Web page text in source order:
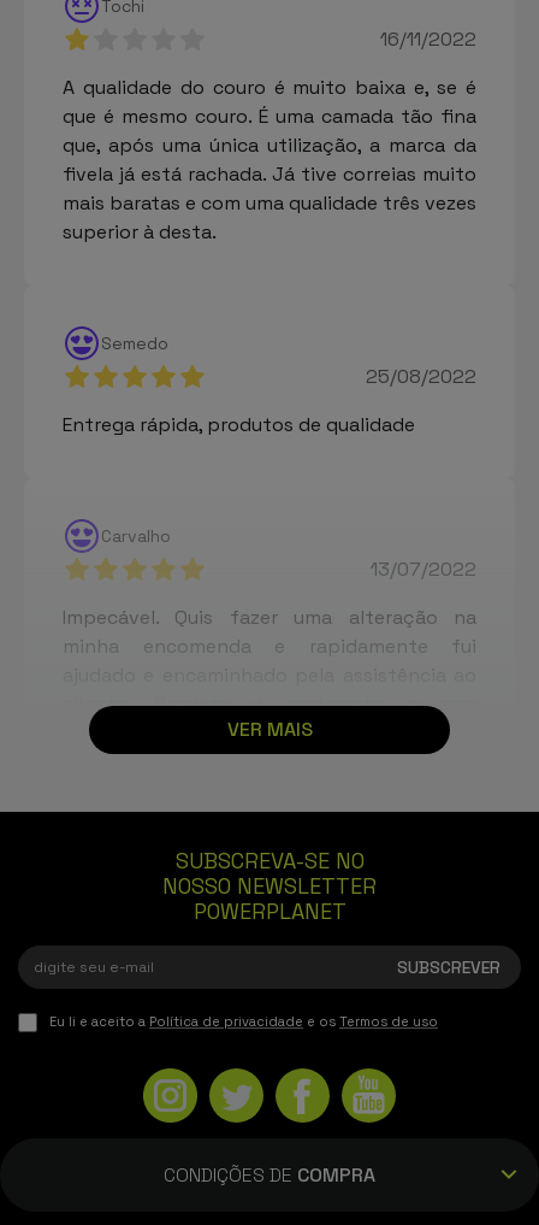
Tochi
16/11/2022
A qualidade do couro é muito baixa e, se é
que é mesmo couro. É uma camada tão fina
que, após uma única utilização, a marca da
fivela já está rachada. Já tive correias muito
mais baratas e com uma qualidade três vezes
superior à desta.
Semedo
25/08/2022
Entrega rápida, produtos de qualidade
Carvalho
13/07/2022
Impecável. Quis fazer uma alteração na
minha encomenda e rapidamente fui
cliente. Produto é realmente o que
apresentam com excelente qualidade.
09/05/2022
Bracelete de alta qualidade igual a de origem
Filipe Henriques
11/04/2022
o artigo tem qualidade anunciada.
VER MAIS
SUBSCREVA-SE NO
NOSSO NEWSLETTER
POWERPLANET
Eu li e aceito a Política de privacidade e os Termos de uso
CONDIÇÕES DE COMPRA